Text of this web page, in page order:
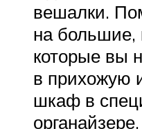
вешалки.
на большие,
которые вы
в прихожую
шкаф в
органайзере.